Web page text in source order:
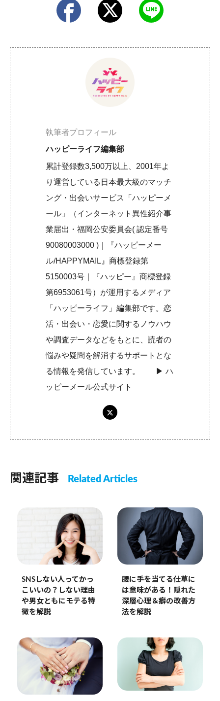
執筆者プロフィール
ハッピーライフ編集部
累計登録数3,500万以上、2001年よ
り運営している日本最大級のマッチ
ング・出会いサービス「ハッピーメ
ール」（インターネット異性紹介事
業届出・福岡公安委員会( 認定番号
90080003000 )｜『ハッピーメー
ル/HAPPYMAIL』商標登録第
5150003号｜『ハッピー』商標登録
第6953061号）が運用するメディア
「ハッピーライフ」編集部です。恋
活・出会い・恋愛に関するノウハウ
や調査データなどをもとに、読者の
悩みや疑問を解消するサポートとな
る情報を発信しています。 ▶︎ハ
ッピーメール公式サイト
関連記事 Related Articles
SNSしない人ってかっ
こいいの？しない理由
や男女ともにモテる特
徴を解説
腰に手を当てる仕草に
は意味がある！隠れた
深層心理＆癖の改善方
法を解説